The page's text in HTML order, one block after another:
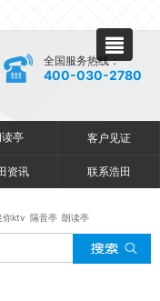
全国服务热线：
400-030-2780
亭 客户见证
资讯 联系浩田
你ktv 隔音亭 朗读亭